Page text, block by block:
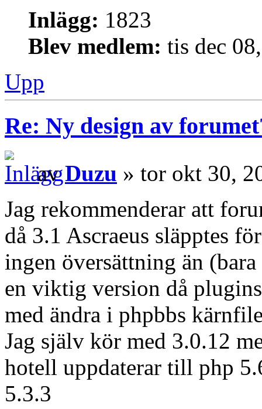
Inlägg: 1823
Blev medlem: tis dec
Upp
Re: Ny design av
avDuzu » tor okt 30,
Jag rekommenderar att
då 3.1 Ascraeus släpptes
ingen översättning än
en viktig version då
med ändra i phpbbs
Jag själv kör med 3.0.12
hotell uppdaterar till php
5.3.3